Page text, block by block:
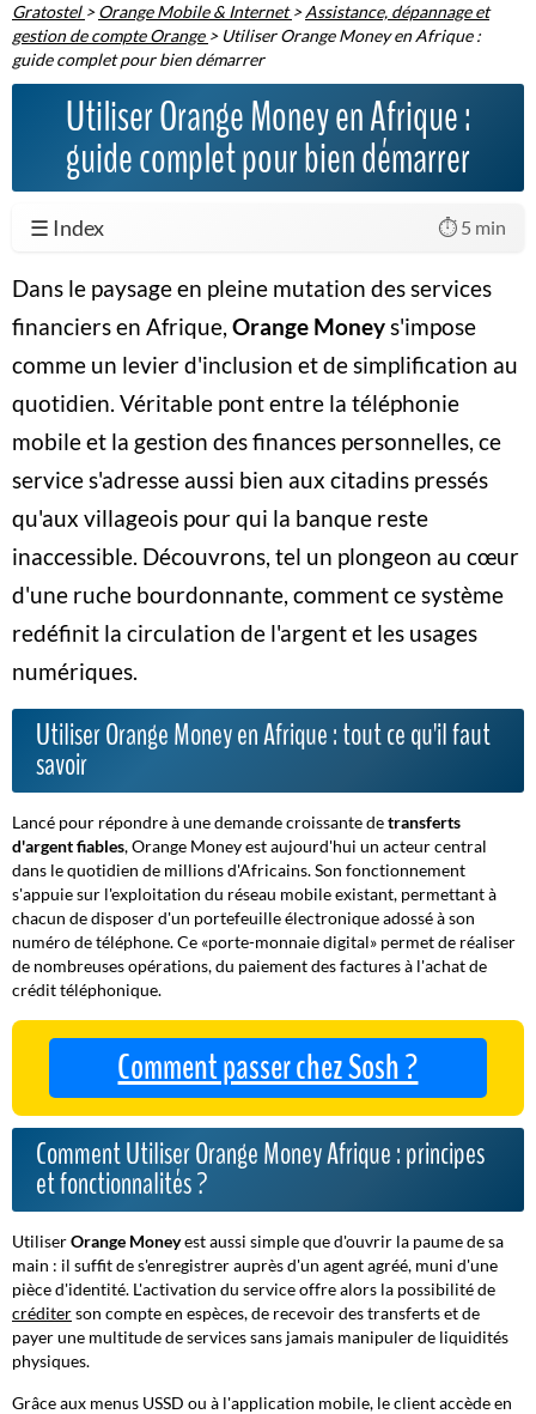
Gratostel >Orange Mobile & Internet >Assistance, dépannage et
gestion de compte Orange > Utiliser Orange Money en Afrique :
guide complet pour bien démarrer
Utiliser Orange Money en Afrique :
guide complet pour bien démarrer
☰ Index ⏱️ 5 min
Dans le paysage en pleine mutation des services
financiers en Afrique, Orange Moneys'impose
comme un levier d'inclusion et de simplification au
quotidien. Véritable pont entre la téléphonie
mobileet la gestion des finances personnelles, ce
service s'adresse aussi bien aux citadins pressés
qu'aux villageois pour qui la banque reste
inaccessible. Découvrons, tel un plongeon au cœur
d'une ruche bourdonnante, comment ce système
redéfinit la circulation de l'argent et les usages
numériques.
Utiliser Orange Money en Afrique : tout ce qu'il faut
savoir
Lancé pour répondre à une demande croissante detransferts
d'argent fiables, Orange Money est aujourd'hui un acteur central
dans le quotidien de millions d'Africains. Son fonctionnement
s'appuie sur l'exploitation du réseau mobile existant, permettant à
chacun de disposer d'un portefeuille électronique adossé à son
numéro de téléphone. Ce «porte-monnaie digital» permet de réaliser
de nombreuses opérations, du paiement des factures à l'achat de
crédit téléphonique.
Comment passer chez Sosh ?
Comment Utiliser Orange Money Afrique : principes
et fonctionnalités ?
UtiliserOrange Moneyest aussi simple que d'ouvrir la paume de sa
main : il suffit de s'enregistrer auprès d'un agent agréé, muni d'une
pièce d'identité. L'activation du service offre alors la possibilité de
créditerson compte en espèces, de recevoir des transferts et de
payer une multitude de services sans jamais manipuler de liquidités
physiques.
Grâce aux menus USSD ou à l'application mobile, le client accède en